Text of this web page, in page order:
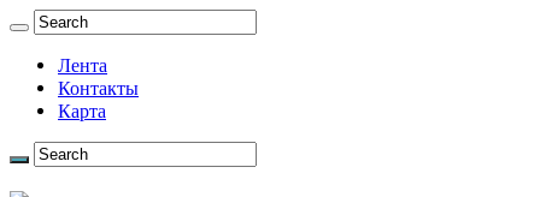
Лента
Контакты
Карта